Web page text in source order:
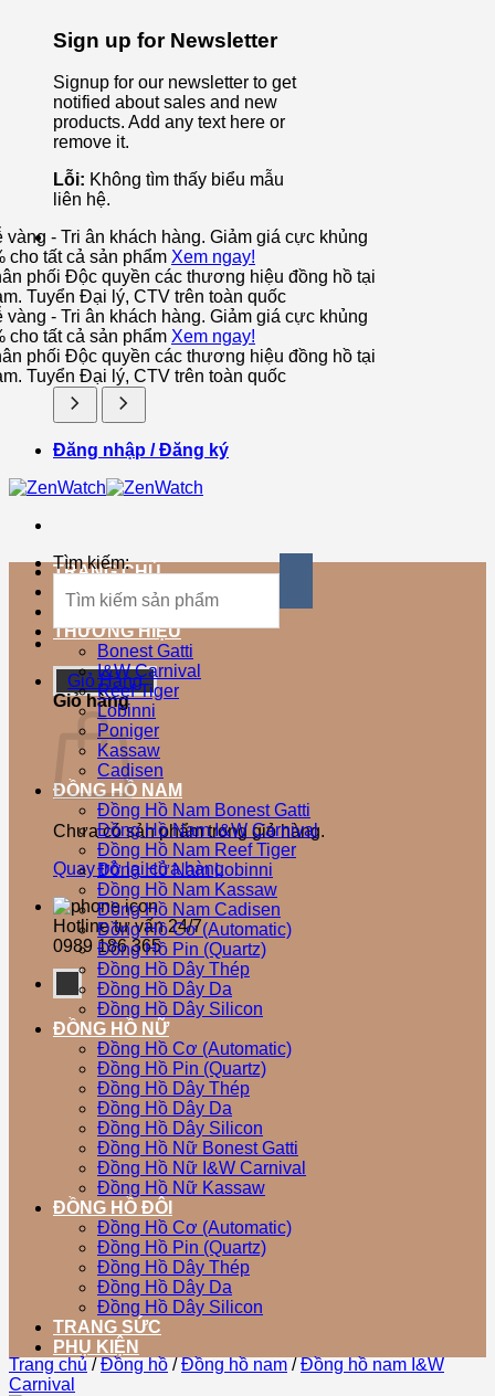
Sign up for Newsletter
Signup for our newsletter to get
notified about sales and new
products. Add any text here or
remove it.
Lỗi: Không tìm thấy biểu mẫu
liên hệ.
vàng - Tri ân khách hàng. Giảm giá cực khủng
cho tất cả sản phẩm Xem ngay!
phối Độc quyền các thương hiệu đồng hồ tại
Tuyển Đại lý, CTV trên toàn quốc
vàng - Tri ân khách hàng. Giảm giá cực khủng
cho tất cả sản phẩm Xem ngay!
phối Độc quyền các thương hiệu đồng hồ tại
Tuyển Đại lý, CTV trên toàn quốc
Đăng nhập / Đăng ký
Tìm kiếm:
Giỏ Hàng
Giỏ hàng
Chưa có sản phẩm trong giỏ hàng.
Quay trở lại cửa hàng
Hotline tư vấn 24/7
0989 186 365
TRANG CHỦ
SẢN PHẨM MỚI
SẢN PHẨM BÁN CHẠY
THƯƠNG HIỆU
Bonest Gatti
I&W Carnival
Reef Tiger
Lobinni
Poniger
Kassaw
Cadisen
ĐỒNG HỒ NAM
Đồng Hồ Nam Bonest Gatti
Đồng Hồ Nam I&W Carnival
Đồng Hồ Nam Reef Tiger
Đồng Hồ Nam Lobinni
Đồng Hồ Nam Kassaw
Đồng Hồ Nam Cadisen
Đồng Hồ Cơ (Automatic)
Đồng Hồ Pin (Quartz)
Đồng Hồ Dây Thép
Đồng Hồ Dây Da
Đồng Hồ Dây Silicon
ĐỒNG HỒ NỮ
Đồng Hồ Cơ (Automatic)
Đồng Hồ Pin (Quartz)
Đồng Hồ Dây Thép
Đồng Hồ Dây Da
Đồng Hồ Dây Silicon
Đồng Hồ Nữ Bonest Gatti
Đồng Hồ Nữ I&W Carnival
Đồng Hồ Nữ Kassaw
ĐỒNG HỒ ĐÔI
Đồng Hồ Cơ (Automatic)
Đồng Hồ Pin (Quartz)
Đồng Hồ Dây Thép
Đồng Hồ Dây Da
Đồng Hồ Dây Silicon
TRANG SỨC
PHỤ KIỆN
Trang chủ / Đồng hồ / Đồng hồ nam / Đồng hồ nam I&W
Carnival